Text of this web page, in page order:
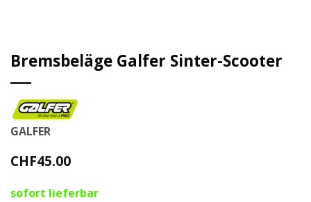
Bremsbeläge Galfer Sinter-Scooter
GALFER
CHF45.00
sofort lieferbar